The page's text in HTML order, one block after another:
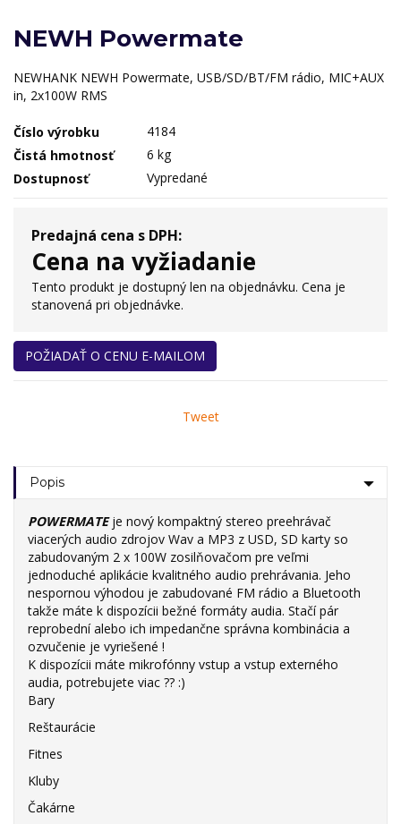
NEWH Powermate
NEWHANK NEWH Powermate, USB/SD/BT/FM rádio, MIC+AUX
in, 2x100W RMS
Číslo výrobku
4184
Čistá hmotnosť
6 kg
Dostupnosť
Vypredané
Predajná cena s DPH:
Cena na vyžiadanie
Tento produkt je dostupný len na objednávku. Cena je
stanovená pri objednávke.
POŽIADAŤ O CENU E-MAILOM
Tweet
Popis
POWERMATEje nový kompaktný stereo preehrávač
viacerých audio zdrojov Wav a MP3 z USD, SD karty so
zabudovaným 2 x 100W zosilňovačom pre veľmi
jednoduché aplikácie kvalitného audio prehrávania. Jeho
nespornou výhodou je zabudované FM rádio a Bluetooth
takže máte k dispozícii bežné formáty audia. Stačí pár
reprobední alebo ich impedančne správna kombinácia a
ozvučenie je vyriešené !
K dispozícii máte mikrofónny vstup a vstup externého
audia, potrebujete viac ?? :)
Bary
Reštaurácie
Fitnes
Kluby
Čakárne